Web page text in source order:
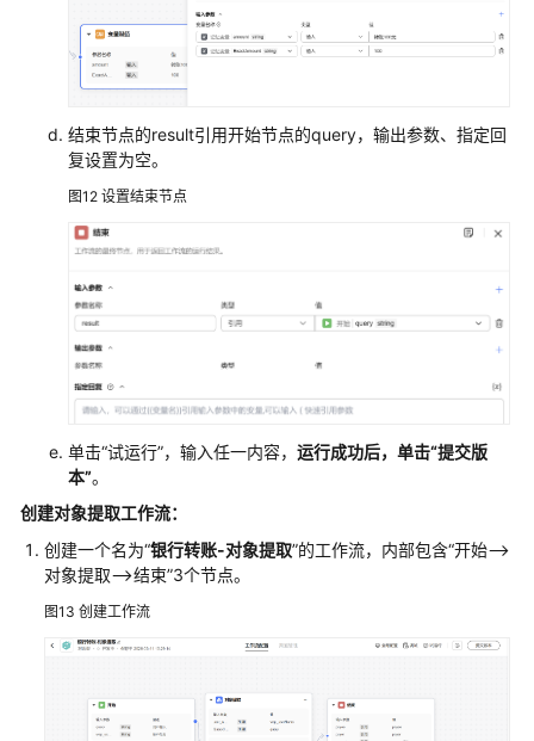
结束节点的result引用开始节点的query，输出参数、指定回
复设置为空。
图12 设置结束节点
单击“试运行”，输入任一内容， 运行成功后，单击“提交版
本”。
创建对象提取工作流：
创建一个名为“银行转账-对象提取”的工作流，内部包含“开始-->
对象提取-->结束”3个节点。
图13 创建工作流